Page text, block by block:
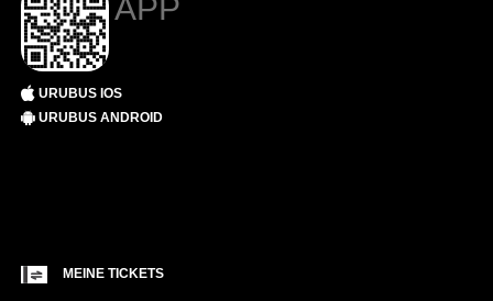
APP
URUBUS IOS
URUBUS ANDROID
MEINE TICKETS